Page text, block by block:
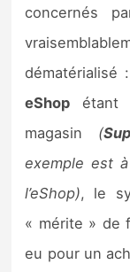
concernés
eShop étant
magasin (
exemple est
l’eShop), le
« mérite » de
eu pour un